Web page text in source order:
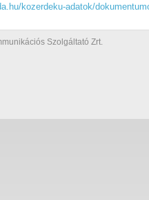
kozerdeku-adatok/
Szolgáltató Zrt.